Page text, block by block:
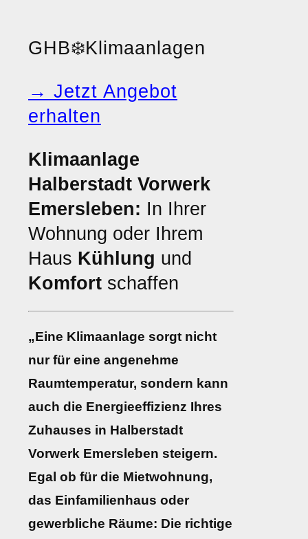
GHB❄️Klimaanlagen
→ Jetzt Angebot
erhalten
Klimaanlage
Halberstadt Vorwerk
Emersleben: In Ihrer
Wohnung oder Ihrem
Haus Kühlung und
Komfort schaffen
„Eine Klimaanlage sorgt nicht
nur für eine angenehme
Raumtemperatur, sondern kann
auch die Energieeffizienz Ihres
Zuhauses in Halberstadt
Vorwerk Emersleben steigern.
Egal ob für die Mietwohnung,
das Einfamilienhaus oder
gewerbliche Räume: Die richtige